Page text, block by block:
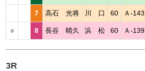
7 高石 光将 川 口 60 Ａ-143
○ 8 長谷 晴久 浜 松 60 Ａ-139
3R